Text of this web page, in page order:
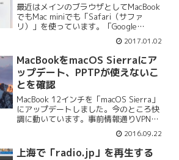
最近はメインのブラウザとしてMacBook
でもMac miniでも「Safari（サファ
リ）」を使っています。「Google
Chrome」は中国からだとVPN繋がないと
アップデートできないし、Safariよりエ
ネルギー消費が激しい感じがし...
2017.01.02
MacBookをmacOS Sierraにア
ップデート、PPTPが使えないこ
とを確認
MacBook 12インチを「macOS Sierra」
にアップデートしました。今のところ快
調に動いています。事前情報通りVPNか
ら「PPTP」が消えています。これはiOS
10にも共通の変更点で、今後は「L2TP」
対応が必須条件となります...
2016.09.22
上海で「radio.jp」を再生する